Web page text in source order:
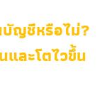
บัญชีหรือไม่?
ละโตไวขึ้น